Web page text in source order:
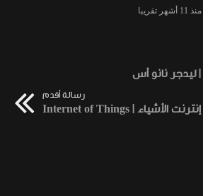
منذ 11 أشهر تقريبا
رسالة أقدم
إنترنت الأشياء | Internet of Things